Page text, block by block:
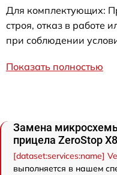
Для комплектующих:
строя, отказ в работе
при соблюдении
Показать полностью
Замена
прицела ZeroStop
[dataset:services:name]
выполняется в нашем